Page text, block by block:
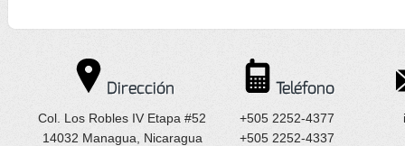
Dirección
Col. Los Robles IV Etapa #52
14032 Managua, Nicaragua
Teléfono
+505 2252-4377
+505 2252-4337